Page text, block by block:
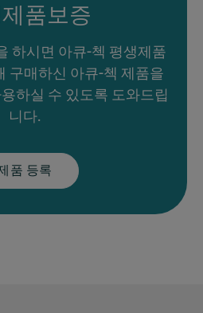
품보증
하시면 아큐-첵 평생제품
구매하신 아큐-첵 제품을
하실 수 있도록 도와드립
니다.
품 등록